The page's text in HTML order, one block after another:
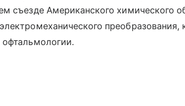
съезде Американского химического